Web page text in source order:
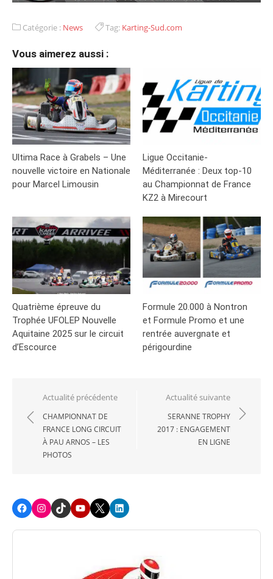
Catégorie : News Tag: Karting-Sud.com
Vous aimerez aussi :
Ultima Race à Grabels – Une
nouvelle victoire en Nationale
pour Marcel Limousin
Ligue Occitanie-
Méditerranée : Deux top-10
au Championnat de France
KZ2 à Mirecourt
Quatrième épreuve du
Trophée UFOLEP Nouvelle
Aquitaine 2025 sur le circuit
d’Escource
Formule 20.000 à Nontron
et Formule Promo et une
rentrée auvergnate et
périgourdine
Navigation
de
l’article
Actualité précédente
CHAMPIONNAT DE
FRANCE LONG CIRCUIT
À PAU ARNOS – LES
PHOTOS
Actualité suivante
SERANNE TROPHY
2017 : ENGAGEMENT
EN LIGNE
FacebookInstagram
TikTokYoutube
X LinkedIn